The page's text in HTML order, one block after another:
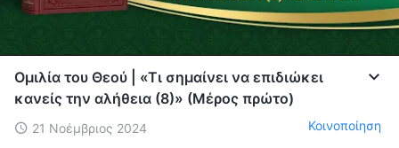
Ομιλία του Θεού | «Τι σημαίνει να επιδιώκει
κανείς την αλήθεια (8)» (Μέρος πρώτο)
21 Νοέμβριος 2024 Κοινοποίηση